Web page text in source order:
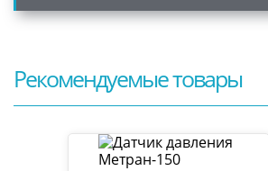
Рекомендуемые товары